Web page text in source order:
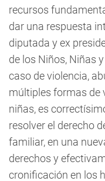
recursos
dar una respuesta
diputada y ex
de los Niños, Niñas
caso de violencia,
múltiples formas de
niñas, es
resolver el derecho
familiar, en una
derechos y
cronificación en los